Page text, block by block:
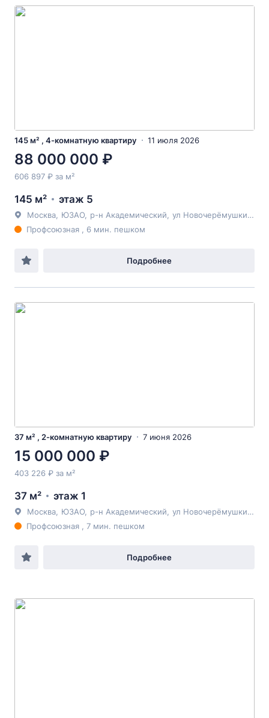
145 м² , 4-комнатную квартиру 11 июля 2026
88 000 000 ₽
606 897 ₽ за м²
145 м² этаж 5
Москва ЮЗАО р-н Академический
ул Новочерёмушкинская
Профсоюзная , 6 мин. пешком
Подробнее
37 м² , 2-комнатную квартиру 7 июня 2026
15 000 000 ₽
403 226 ₽ за м²
37 м² этаж 1
Москва ЮЗАО р-н Академический
ул Новочерёмушкинская
Профсоюзная , 7 мин. пешком
Подробнее